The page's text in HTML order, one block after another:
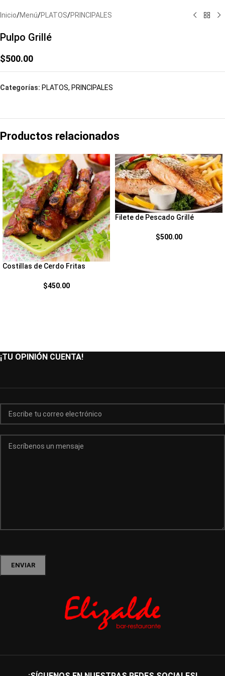
Inicio/Menú/PLATOS/PRINCIPALES
Pulpo Grillé
$500.00
Categorías: PLATOS, PRINCIPALES
Productos relacionados
Costillas de Cerdo Fritas
$450.00
Filete de Pescado Grillé
$500.00
¡TU OPINIÓN CUENTA!